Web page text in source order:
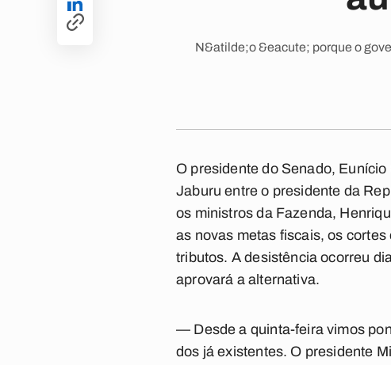
N&atilde;o &eacute; porque o
O presidente do Senado,
Jaburu entre o presidente da
os ministros da Fazenda,
as novas metas fiscais, os
tributos. A desistência ocorreu
aprovará a alternativa.
— Desde a quinta-feira vimos
dos já existentes. O presidente